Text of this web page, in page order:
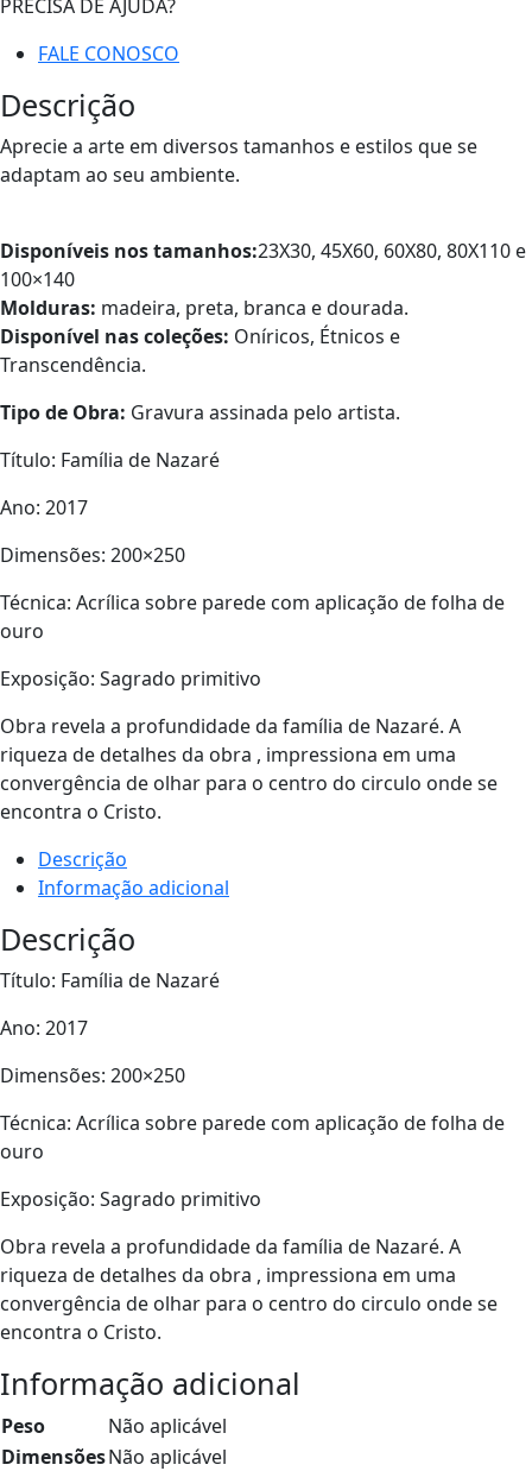
PRECISA DE AJUDA?
FALE CONOSCO
Descrição
Aprecie a arte em diversos tamanhos e estilos que se
adaptam ao seu ambiente.
Disponíveis nos tamanhos:23X30, 45X60, 60X80, 80X110 e
100×140
Molduras: madeira, preta, branca e dourada.
Disponível nas coleções: Oníricos, Étnicos e
Transcendência.
Tipo de Obra: Gravura assinada pelo artista.
Título: Família de Nazaré
Ano: 2017
Dimensões: 200×250
Técnica: Acrílica sobre parede com aplicação de folha de
ouro
Exposição: Sagrado primitivo
Obra revela a profundidade da família de Nazaré. A
riqueza de detalhes da obra , impressiona em uma
convergência de olhar para o centro do circulo onde se
encontra o Cristo.
Descrição
Informação adicional
Descrição
Título: Família de Nazaré
Ano: 2017
Dimensões: 200×250
Técnica: Acrílica sobre parede com aplicação de folha de
ouro
Exposição: Sagrado primitivo
Obra revela a profundidade da família de Nazaré. A
riqueza de detalhes da obra , impressiona em uma
convergência de olhar para o centro do circulo onde se
encontra o Cristo.
Informação adicional
Peso
Não aplicável
DimensõesNão aplicável